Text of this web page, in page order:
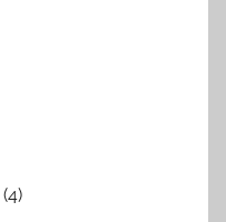
(4)